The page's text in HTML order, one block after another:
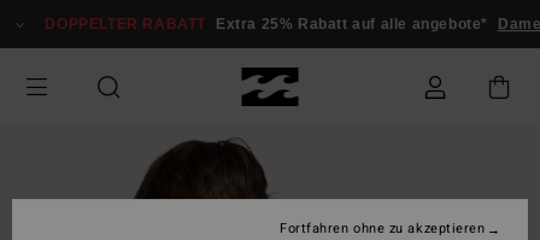
zur
springen
DOPPELTER RABATT Extra 25% Rabatt auf alle angebote* Damen
Fortfahren ohne zu akzeptieren